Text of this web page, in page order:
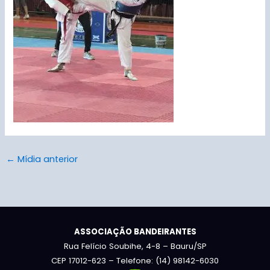
← Mídia anterior
ASSOCIAÇÃO BANDEIRANTES
Rua Felício Soubihe, 4-8 – Bauru/SP
CEP 17012-623 – Telefone: (14) 98142-6030